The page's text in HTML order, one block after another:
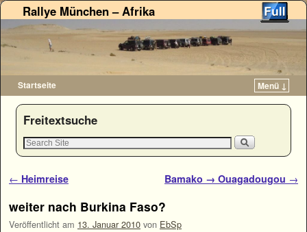
Rallye München – Afrika
Startseite Menü ↓
Zum Inhalt wechseln
Zum sekundären Inhalt wechseln
Freitextsuche
Artikelnavigation
← Heimreise Bamako → Ouagadougou →
weiter nach Burkina Faso?
Veröffentlicht am 13. Januar 2010 von EbSp